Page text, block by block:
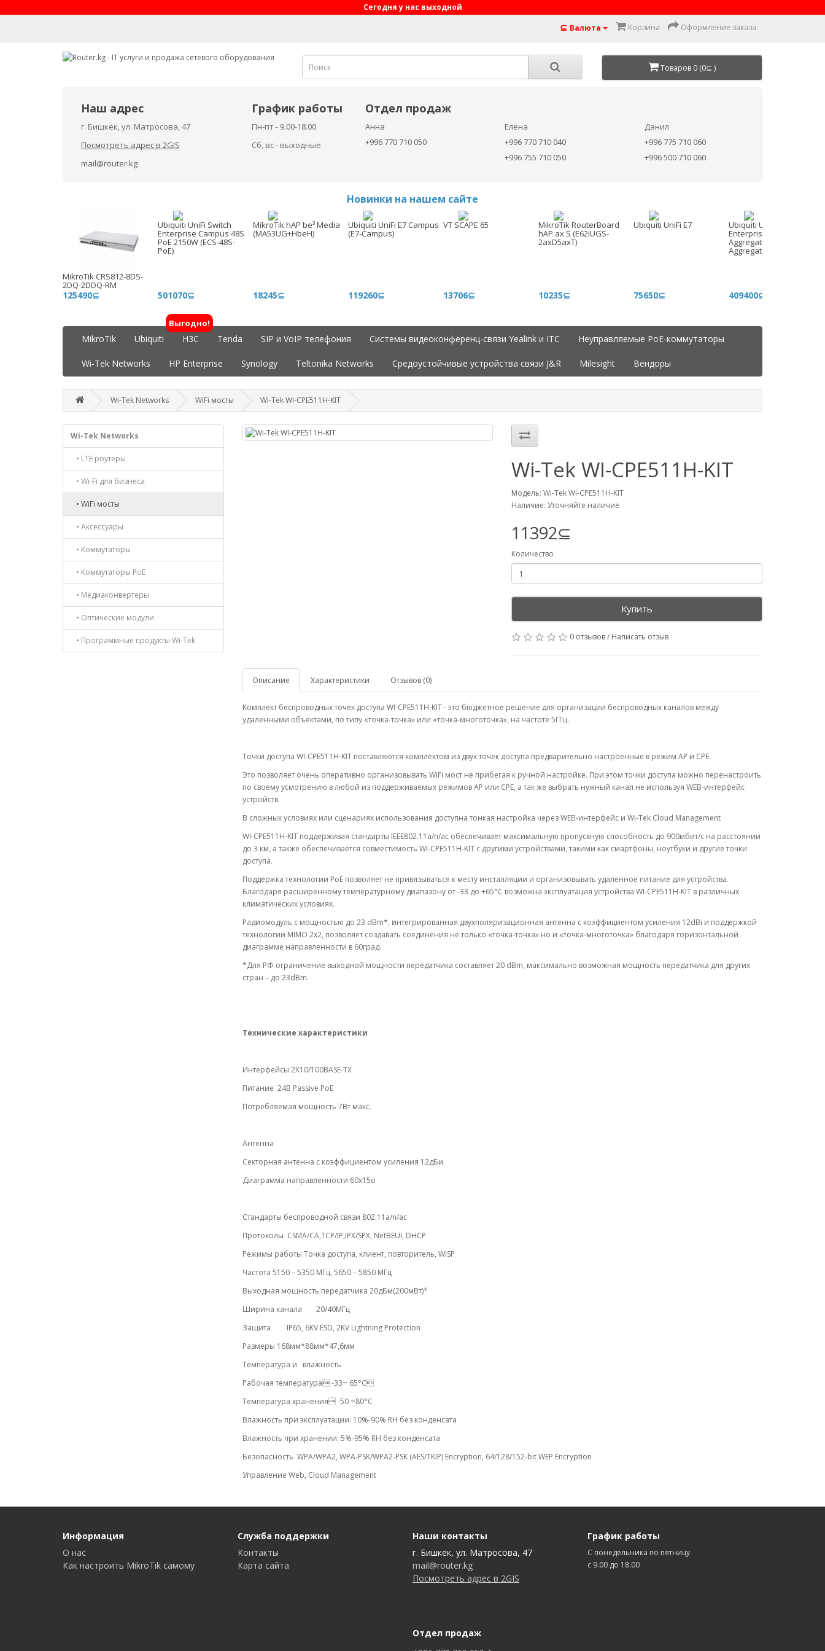
Сегодня у нас выходной
⊆ Валюта Корзина Оформление заказа
Товаров 0 (0⊆ )
Наш адрес
г. Бишкек, ул. Матросова, 47
Посмотреть адрес в 2GIS
mail@router.kg
График работы
Пн-пт - 9.00-18.00
Сб, вс - выходные
Отдел продаж
Анна
+996 770 710 050
Елена
+996 770 710 040
+996 755 710 050
Данил
+996 775 710 060
+996 500 710 060
Новинки на нашем сайте
MikroTik CRS812-8DS-
2DQ-2DDQ-RM
125490⊆
Ubiquiti UniFi Switch
Enterprise Campus 48S
PoE 2150W (ECS-48S-
PoE)
501070⊆
MikroTik hAP be³ Media
(MA53UG+HbeH)
18245⊆
Ubiquiti UniFi E7 Campus
(E7-Campus)
119260⊆
VT SCAPE 65
13706⊆
MikroTik RouterBoard
hAP ax S (E62iUGS-
2axD5axT)
10235⊆
Ubiquiti UniFi E7
75650⊆
Ubiquiti UniFi Switch
Enterprise Campus
Aggregation (ECS-
Aggregation)
409400⊆
MikroTik Ubiquiti
Выгодно!
H3C Tenda SIP и VoIP телефония Системы видеоконференц-связи Yealink и ITC Неуправляемые PoE-коммутаторы
Wi-Tek Networks HP Enterprise Synology Teltonika Networks Средоустойчивые устройства связи J&R Milesight Вендоры
Wi-Tek Networks WiFi мосты Wi-Tek WI-CPE511H-KIT
Wi-Tek Networks
• LTE роутеры
• Wi-Fi для бизнеса
• WiFi мосты
• Аксессуары
• Коммутаторы
• Коммутаторы PoE
• Медиаконвертеры
• Оптические модули
• Программные продукты Wi-Tek
Wi-Tek WI-CPE511H-KIT
Модель: Wi-Tek WI-CPE511H-KIT
Наличие: Уточняйте наличие
11392⊆
Количество
Купить
0 отзывов/ Написать отзыв
Описание Характеристики Отзывов (0)
Комплект беспроводных точек доступа WI-CPE511H-KIT - это бюджетное решение для организации беспроводных каналов между
удаленными объектами, по типу «точка-точка» или «точка-многоточка», на частоте 5ГГц.
Точки доступа WI-CPE511H-KIT поставляются комплектом из двух точек доступа предварительно настроенные в режим AP и CPE.
Это позволяет очень оперативно организовывать WiFi мост не прибегая к ручной настройке. При этом точки доступа можно перенастроить
по своему усмотрению в любой из поддерживаемых режимов AP или CPE, а так же выбрать нужный канал не используя WEB-интерфейс
устройств.
В сложных условиях или сценариях использования доступна тонкая настройка через WEB-интерфейс и Wi-Tek Cloud Management
WI-CPE511H-KIT поддерживая стандарты IEEE802.11a/n/ac обеспечивает максимальную пропускную способность до 900мбит/с на расстоянии
до 3 км, а также обеспечивается совместимость WI-CPE511H-KIT с другими устройствами, такими как смартфоны, ноутбуки и другие точки
доступа.
Поддержка технологии PoE позволяет не привязываться к месту инсталляции и организовывать удаленное питание для устройства.
Благодаря расширенному температурному диапазону от -33 до +65°C возможна эксплуатация устройства WI-CPE511H-KIT в различных
климатических условиях.
Радиомодуль с мощностью до 23 dBm*, интегрированная двухполяризационная антенна с коэффициентом усиления 12dBi и поддержкой
технологии MIMO 2x2, позволяет создавать соединения не только «точка-точка» но и «точка-многоточка» благодаря горизонтальной
диаграмме направленности в 60град.
*Для РФ ограничение выходной мощности передатчика составляет 20 dBm, максимально возможная мощность передатчика для других
стран – до 23dBm.
Технические характеристики
Интерфейсы 2X10/100BASE-TX
Питание 24В Passive PoE
Потребляемая мощность 7Вт макс.
Антенна
Секторная антенна с коэффициентом усиления 12дБи
Диаграмма направленности 60x15o
Стандарты беспроводной связи 802.11a/n/ac
Протоколы CSMA/CA,TCP/IP,IPX/SPX, NetBEUI, DHCP
Режимы работы Точка доступа, клиент, повторитель, WISP
Частота 5150 – 5350 МГц, 5650 – 5850 МГц
Выходная мощность передатчика 20дБм(200мВт)*
Ширина канала
20/40МГц
Защита
IP65, 6KV ESD, 2KV Lightning Protection
Размеры 168мм*88мм*47,6мм
Температура и влажность
Рабочая температура -33~ 65°C
Температура хранения -50 ~80°C
Влажность при эксплуатации: 10%-90% RH без конденсата
Влажность при хранении: 5%-95% RH без конденсата
Безопасность WPA/WPA2, WPA-PSK/WPA2-PSK (AES/TKIP) Encryption, 64/128/152-bit WEP Encryption
Управление Web, Cloud Management
Информация
О нас
Как настроить MikroTik самому
Служба поддержки
Контакты
Карта сайта
Наши контакты
г. Бишкек, ул. Матросова, 47
mail@router.kg
Посмотреть адрес в 2GIS
Отдел продаж
График работы
С понедельника по пятницу
с 9.00 до 18.00